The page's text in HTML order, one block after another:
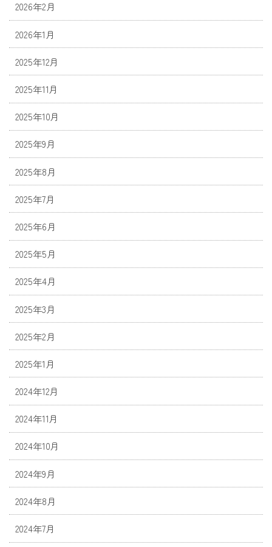
2026年2月
2026年1月
2025年12月
2025年11月
2025年10月
2025年9月
2025年8月
2025年7月
2025年6月
2025年5月
2025年4月
2025年3月
2025年2月
2025年1月
2024年12月
2024年11月
2024年10月
2024年9月
2024年8月
2024年7月